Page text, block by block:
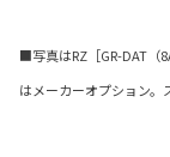
■写真はRZ［GR-DAT（
はメーカーオプション。